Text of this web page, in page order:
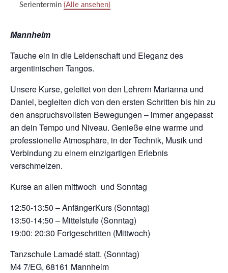
Serientermin (Alle ansehen)
Mannheim
Tauche ein in die Leidenschaft und Eleganz des
argentinischen Tangos.
Unsere Kurse, geleitet von den Lehrern Marianna und
Daniel, begleiten dich von den ersten Schritten bis hin zu
den anspruchsvollsten Bewegungen – immer angepasst
an dein Tempo und Niveau. Genieße eine warme und
professionelle Atmosphäre, in der Technik, Musik und
Verbindung zu einem einzigartigen Erlebnis
verschmelzen.
Kurse an allen mittwoch und Sonntag
12:50-13:50 – AnfängerKurs (Sonntag)
13:50-14:50 – Mittelstufe (Sonntag)
19:00: 20:30 Fortgeschritten (Mittwoch)
Tanzschule Lamadé statt. (Sonntag)
M4 7/EG, 68161 Mannheim